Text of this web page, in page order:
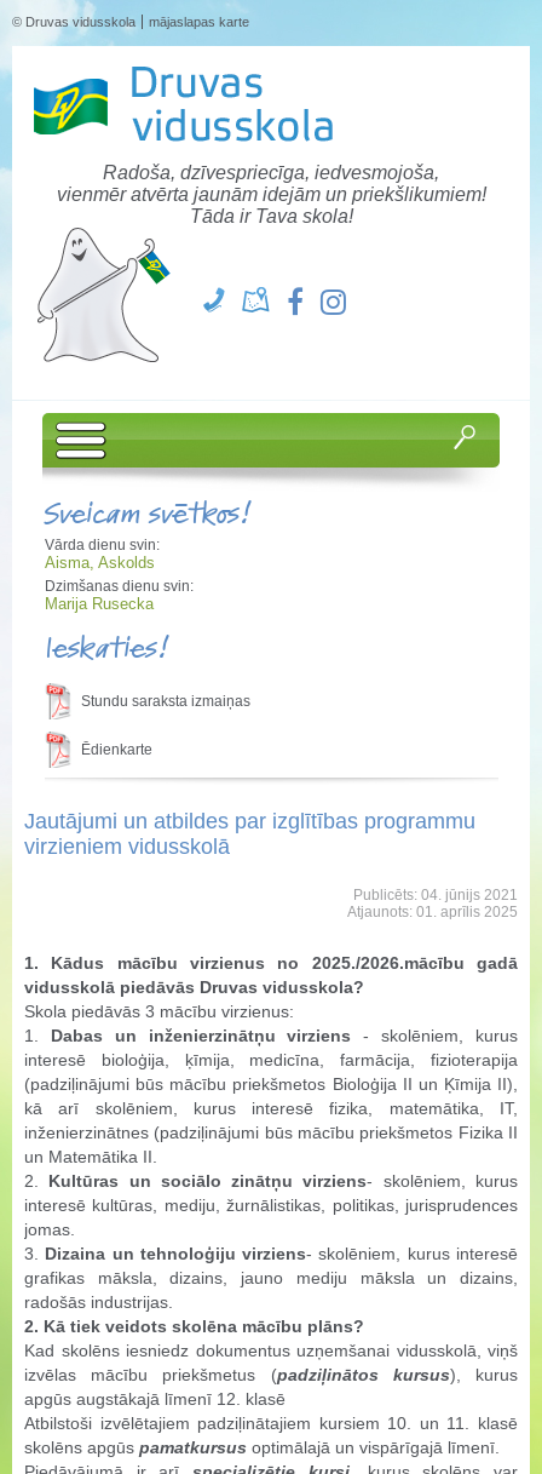
© Druvas vidusskola mājaslapas karte
Radoša, dzīvespriecīga, iedvesmojoša,
vienmēr atvērta jaunām idejām un priekšlikumiem!
Tāda ir Tava skola!
Sveicam svētkos!
Vārda dienu svin:
Aisma, Askolds
Dzimšanas dienu svin:
Marija Rusecka
Ieskaties!
Stundu saraksta izmaiņas
Ēdienkarte
Jautājumi un atbildes par izglītības programmu
virzieniem vidusskolā
Publicēts: 04. jūnijs 2021
Atjaunots: 01. aprīlis 2025
1. Kādus mācību virzienus no 2025./2026.mācību gadā
vidusskolā piedāvās Druvas vidusskola?
Skola piedāvās 3 mācību virzienus:
1.
Dabas un inženierzinātņu virziens- skolēniem, kurus
interesē bioloģija, ķīmija, medicīna, farmācija, fizioterapija
(padziļinājumi būs mācību priekšmetos Bioloģija II un Ķīmija II),
kā arī skolēniem, kurus interesē fizika, matemātika, IT,
inženierzinātnes (padziļinājumi būs mācību priekšmetos Fizika II
un Matemātika II.
2. Kultūras un sociālo zinātņu virziens- skolēniem, kurus
interesē kultūras, mediju, žurnālistikas, politikas, jurisprudences
jomas.
3. Dizaina un tehnoloģiju virziens- skolēniem, kurus interesē
grafikas māksla, dizains, jauno mediju māksla un dizains,
radošās industrijas.
2. Kā tiek veidots skolēna mācību plāns?
Kad skolēns iesniedz dokumentus uzņemšanai vidusskolā, viņš
izvēlas mācību priekšmetus (padziļinātos kursus), kurus
apgūs augstākajā līmenī 12. klasē
Atbilstoši izvēlētajiem padziļinātajiem kursiem 10. un 11. klasē
skolēns apgūs pamatkursus optimālajā un vispārīgajā līmenī.